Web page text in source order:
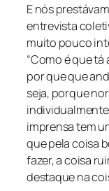
E nós
entrevista
muito pouco
“Como é que
por que que
seja, porque
imprensa tem
que pela coisa
fazer, a coisa
destaque na